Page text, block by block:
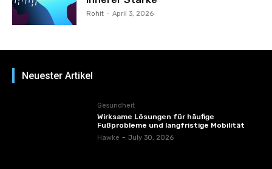
Rohit - April 3, 2026
Neuester Artikel
Gesundheit
Wirksame Lösungen für häufige
Fußprobleme und langfristige Mobilität
Hawke - July 30, 2026